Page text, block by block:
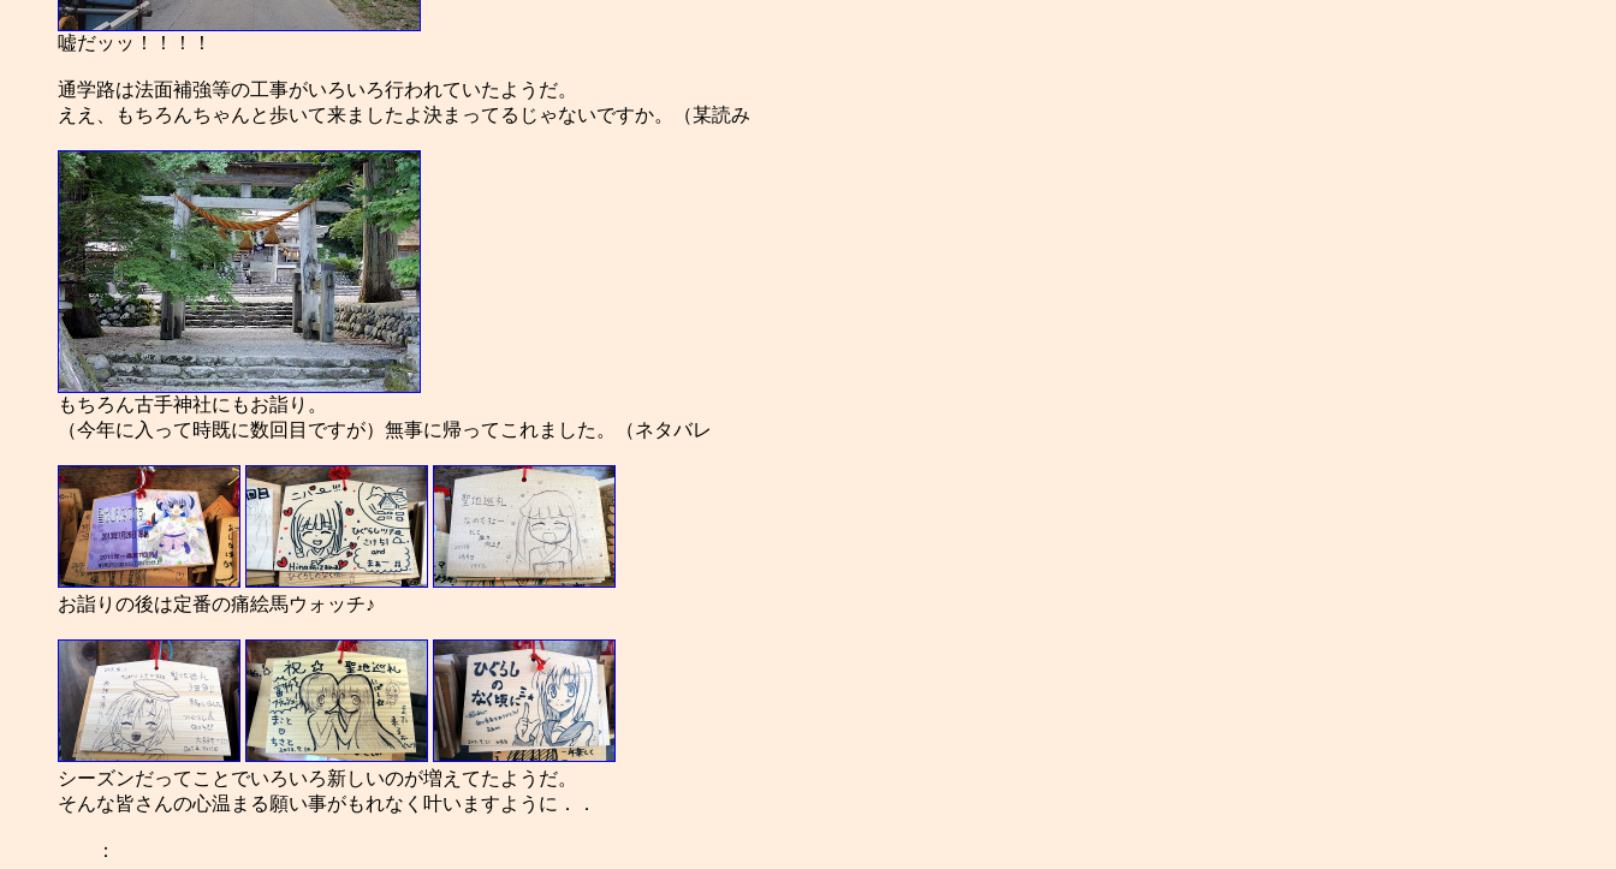
嘘だッッ！！！！
通学路は法面補強等の工事がいろいろ行われていたようだ。
ええ、もちろんちゃんと歩いて来ましたよ決まってるじゃないですか。（某読み
もちろん古手神社にもお詣り。
（今年に入って時既に数回目ですが）無事に帰ってこれました。（ネタバレ
お詣りの後は定番の痛絵馬ウォッチ♪
シーズンだってことでいろいろ新しいのが増えてたようだ。
そんな皆さんの心温まる願い事がもれなく叶いますように．．
：